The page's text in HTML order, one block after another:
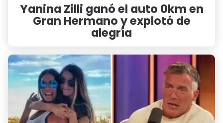
Yanina Zilli ganó el auto 0km en
Gran Hermano y explotó de
alegría